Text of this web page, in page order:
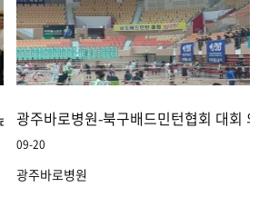
식광주바로병원-북구배드민턴협회 대회
09-20
광주바로병원